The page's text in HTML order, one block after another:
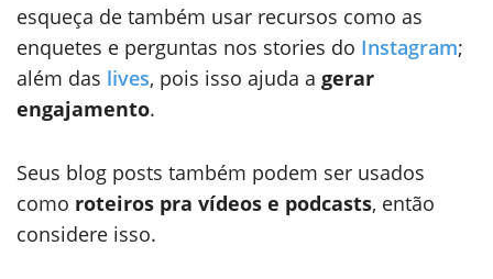
esqueça de também usar recursos como as
enquetes e perguntas nos stories do Instagram;
além das lives, pois isso ajuda a gerar
engajamento.
Seus blog posts também podem ser usados
como roteiros pra vídeos e podcasts, então
considere isso.